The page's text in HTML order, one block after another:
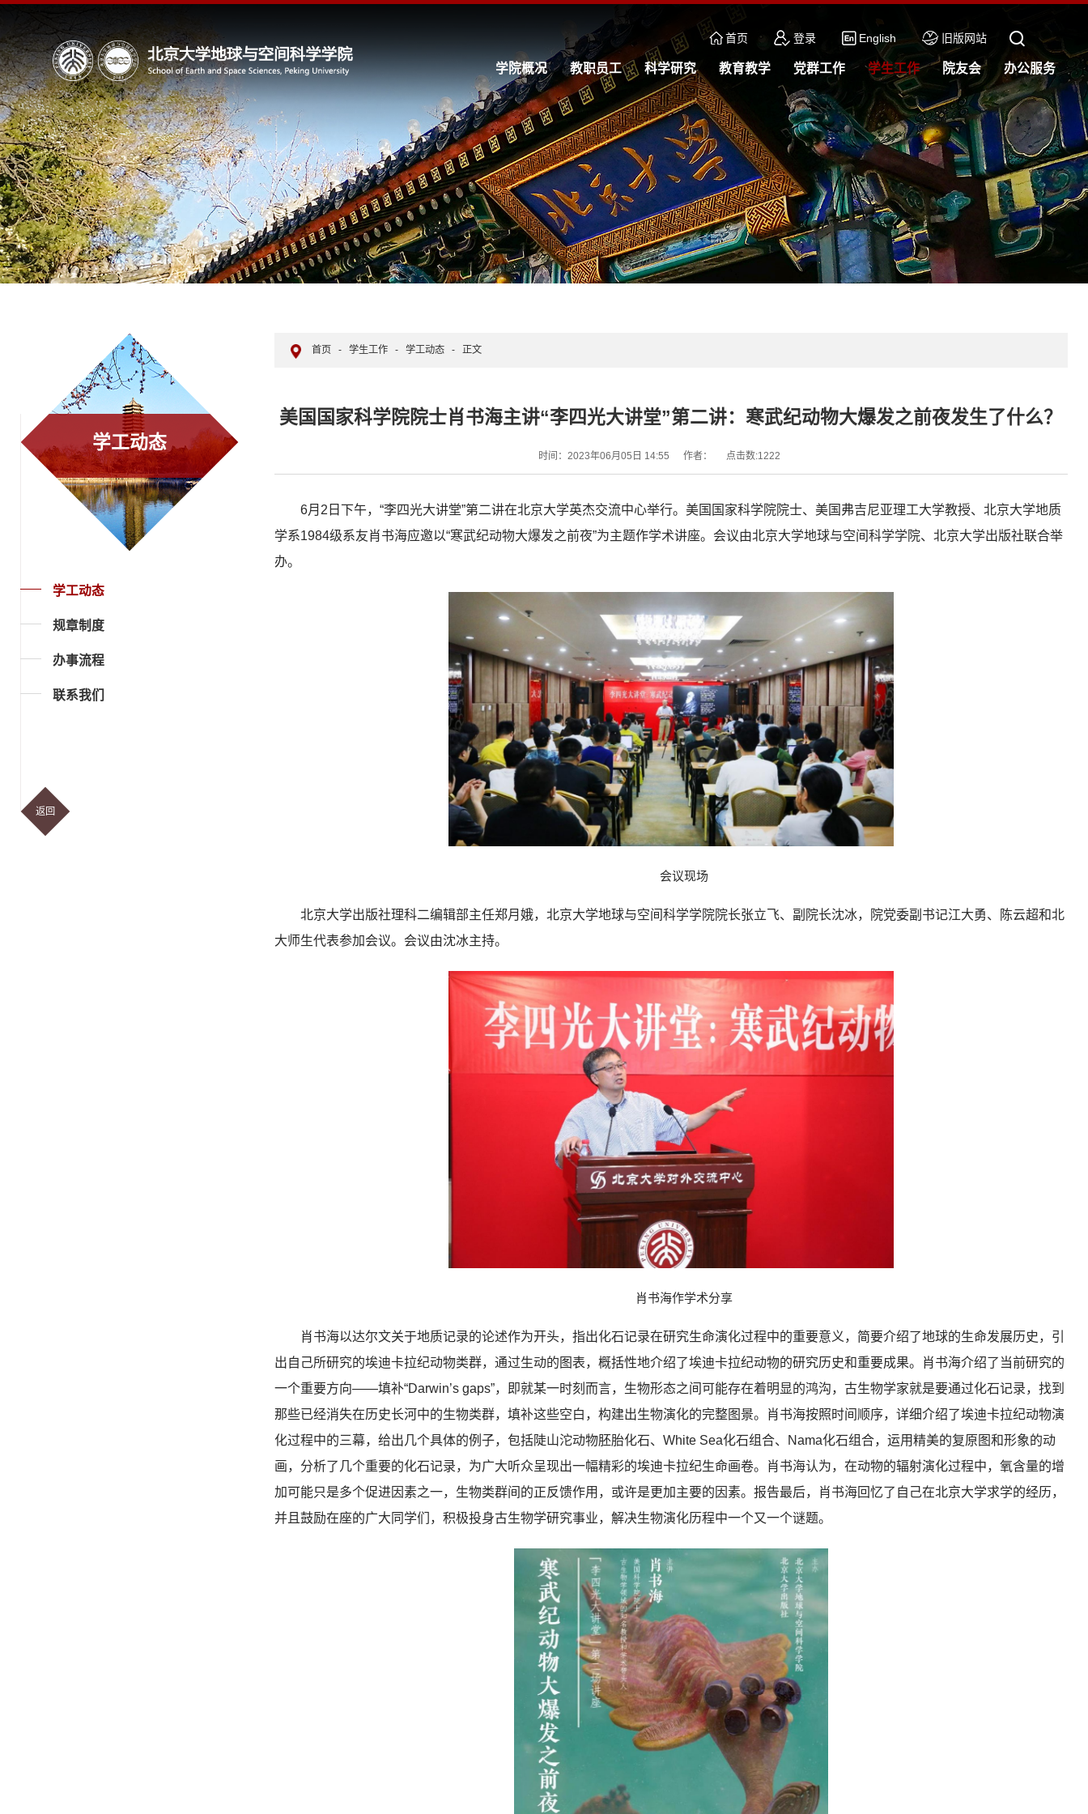
首页 登录 English 旧版网站
学院概况 教职员工 科学研究 教育教学 党群工作 学生工作 院友会 办公服务
学工动态
学工动态
规章制度
办事流程
联系我们
返回
首页 - 学生工作 - 学工动态 - 正文
美国国家科学院院士肖书海主讲“李四光大讲堂”第二讲：寒武纪动物大爆发之前夜发生了什么？
时间：2023年06月05日 14:55 作者： 点击数:1222
6月2日下午，“李四光大讲堂”第二讲在北京大学英杰交流中心举行。美国国家科学院院士、美国弗吉尼亚理工大学教授、北京大学地质
学系1984级系友肖书海应邀以“寒武纪动物大爆发之前夜”为主题作学术讲座。会议由北京大学地球与空间科学学院、北京大学出版社联合举
办。
会议现场
北京大学出版社理科二编辑部主任郑月娥，北京大学地球与空间科学学院院长张立飞、副院长沈冰，院党委副书记江大勇、陈云超和北
大师生代表参加会议。会议由沈冰主持。
肖书海作学术分享
肖书海以达尔文关于地质记录的论述作为开头，指出化石记录在研究生命演化过程中的重要意义，简要介绍了地球的生命发展历史，引
出自己所研究的埃迪卡拉纪动物类群，通过生动的图表，概括性地介绍了埃迪卡拉纪动物的研究历史和重要成果。肖书海介绍了当前研究的
一个重要方向——填补“Darwin’s gaps”，即就某一时刻而言，生物形态之间可能存在着明显的鸿沟，古生物学家就是要通过化石记录，找到
那些已经消失在历史长河中的生物类群，填补这些空白，构建出生物演化的完整图景。肖书海按照时间顺序，详细介绍了埃迪卡拉纪动物演
化过程中的三幕，给出几个具体的例子，包括陡山沱动物胚胎化石、White Sea化石组合、Nama化石组合，运用精美的复原图和形象的动
画，分析了几个重要的化石记录，为广大听众呈现出一幅精彩的埃迪卡拉纪生命画卷。肖书海认为，在动物的辐射演化过程中，氧含量的增
加可能只是多个促进因素之一，生物类群间的正反馈作用，或许是更加主要的因素。报告最后，肖书海回忆了自己在北京大学求学的经历，
并且鼓励在座的广大同学们，积极投身古生物学研究事业，解决生物演化历程中一个又一个谜题。